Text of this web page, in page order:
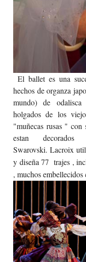
El ballet es una
hechos de organza
mundo) de
holgados de los
"muñecas rusas "
estan
Swarovski.Lacroix
y diseña 77 trajes ,
, muchos